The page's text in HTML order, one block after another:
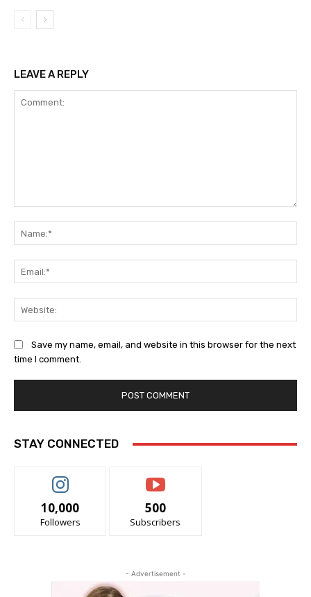
LEAVE A REPLY
Save my name, email, and website in this browser for the next
time I comment.
STAY CONNECTED
10,000
Followers
500
Subscribers
- Advertisement -